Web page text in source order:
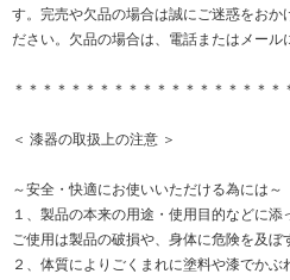
す。完売や欠品の場合は誠にご迷惑をおか
ださい。欠品の場合は、電話またはメール
＊＊＊＊＊＊＊＊＊＊＊＊＊＊＊＊＊＊＊
＜ 漆器の取扱上の注意 ＞
～安全・快適にお使いいただける為には～
１、製品の本来の用途・使用目的などに
ご使用は製品の破損や、身体に危険を及ぼ
２、体質によりごくまれに塗料や漆でか